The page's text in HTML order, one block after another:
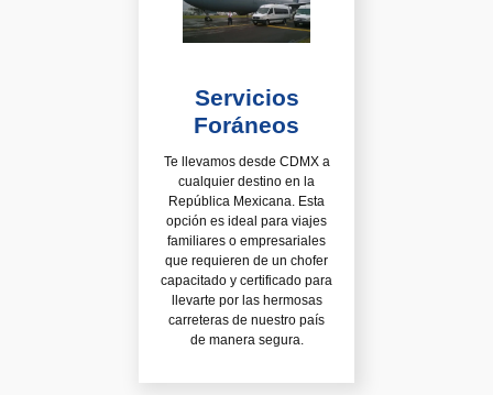
Servicios
Foráneos
Te llevamos desde CDMX a
cualquier destino en la
República Mexicana. Esta
opción es ideal para viajes
familiares o empresariales
que requieren de un chofer
capacitado y certificado para
llevarte por las hermosas
carreteras de nuestro país
de manera segura.